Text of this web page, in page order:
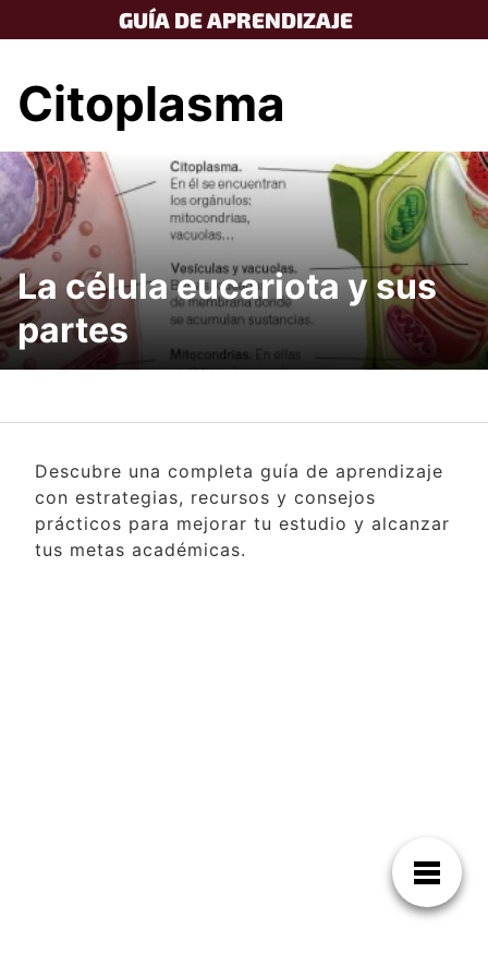
to
GUÍA DE APRENDIZAJE
Citoplasma
La célula eucariota y sus
partes
Descubre una completa guía de aprendizaje
con estrategias, recursos y consejos
prácticos para mejorar tu estudio y alcanzar
tus metas académicas.